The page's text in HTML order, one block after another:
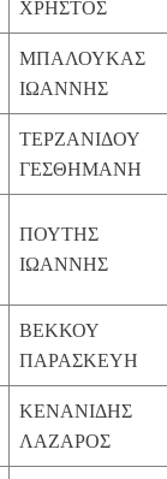
ΧΡΗΣΤΟΣ
ΜΠΑΛΟΥΚΑΣ
ΙΩΑΝΝΗΣ
ΤΕΡΖΑΝΙΔΟΥ
ΓΕΣΘΗΜΑΝΗ
ΠΟΥΤΗΣ
ΙΩΑΝΝΗΣ
ΒΕΚΚΟΥ
ΠΑΡΑΣΚΕΥΗ
ΚΕΝΑΝΙΔΗΣ
ΛΑΖΑΡΟΣ